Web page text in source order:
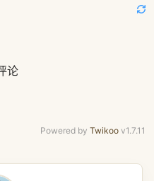
论
Powered by Twikoo v1.7.11